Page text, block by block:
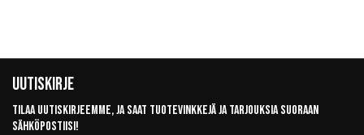
Uutiskirje
Tilaa uutiskirjeemme, ja saat tuotevinkkejä ja tarjouksia suoraan
sähköpostiisi!